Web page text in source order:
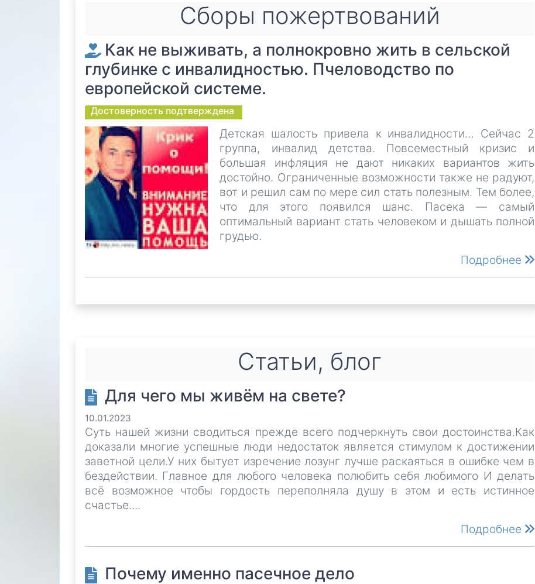
Cборы пожертвований
Как не выживать, а полнокровно жить в сельской
глубинке с инвалидностью. Пчеловодство по
европейской системе.
Достоверность подтверждена
Детская шалость привела к инвалидности… Сейчас 2
группа, инвалид детства. Повсеместный кризис и
большая инфляция не дают никаких вариантов жить
достойно. Ограниченные возможности также не радуют,
вот и решил сам по мере сил стать полезным. Тем более,
что для этого появился шанс. Пасека — самый
оптимальный вариант стать человеком и дышать полной
грудью.
Подробнее
Статьи, блог
Для чего мы живём на свете?
10.01.2023
Суть нашей жизни сводиться прежде всего подчеркнуть свои достоинства.Как
доказали многие успешные люди недостаток является стимулом к достижении
заветной цели.У них бытует изречение лозунг лучше раскаяться в ошибке чем в
бездействии. Главное для любого человека полюбить себя любимого И делать
всё возможное чтобы гордость переполняла душу в этом и есть истинное
счастье....
Подробнее
Почему именно пасечное дело